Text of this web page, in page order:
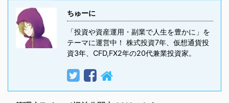
ちゅーに
「投資や資産運用・副業で人生を豊かに」を
テーマに運営中！ 株式投資7年、仮想通貨投
資3年、CFD,FX2年の20代兼業投資家。